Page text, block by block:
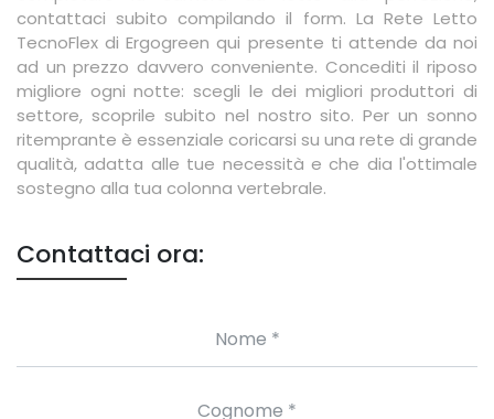
contattaci subito compilando il form. La Rete Letto
TecnoFlex di Ergogreen qui presente ti attende da noi
ad un prezzo davvero conveniente. Concediti il riposo
migliore ogni notte: scegli le dei migliori produttori di
settore, scoprile subito nel nostro sito. Per un sonno
ritemprante è essenziale coricarsi su una rete di grande
qualità, adatta alle tue necessità e che dia l'ottimale
sostegno alla tua colonna vertebrale.
Contattaci ora: